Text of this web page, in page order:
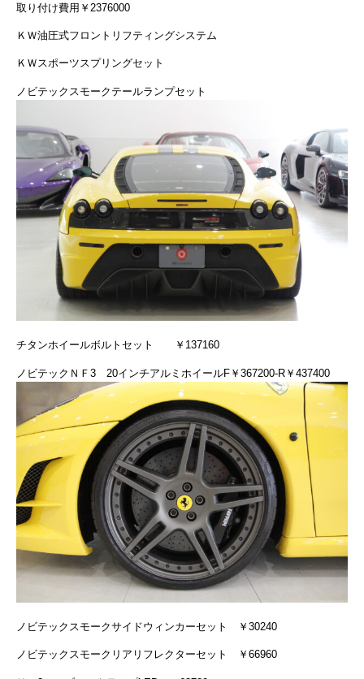
取り付け費用￥2376000
ＫＷ油圧式フロントリフティングシステム
ＫＷスポーツスプリングセット
ノビテックスモークテールランプセット
チタンホイールボルトセット ￥137160
ノビテックＮＦ3 20インチアルミホイールF￥367200-R￥437400
ノビテックスモークサイドウィンカーセット ￥30240
ノビテックスモークリアリフレクターセット ￥66960